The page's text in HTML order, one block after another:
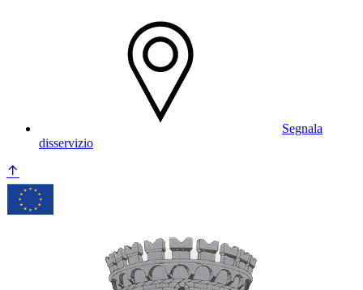
Segnala
disservizio